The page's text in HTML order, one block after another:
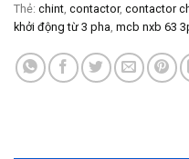
Thẻ: chint contactor, contactor
khởi động từ 3 pha mcb nxb 63